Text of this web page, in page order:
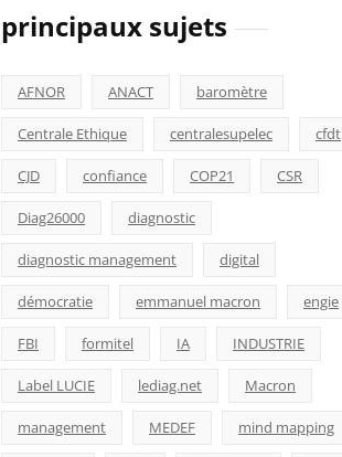
principaux sujets
AFNOR ANACT baromètre
Centrale Ethique centralesupelec cfdt
CJD confiance COP21 CSR
Diag26000 diagnostic
diagnostic management digital
démocratie emmanuel macron engie
FBI formitel IA INDUSTRIE
Label LUCIE lediag.net Macron
management MEDEF mind mapping